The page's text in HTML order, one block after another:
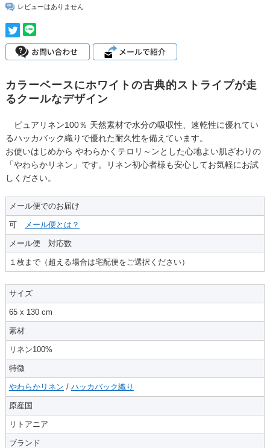
レビューはありません
カラーベースにホワイトの古典的ストライプが走
るクールなデザイン
ピュアリネン100％ 天然素材で水分の吸収性、速乾性に優れてい
るハッカバック織りで優れた耐久性を備えています。
お使いはじめから やわらかくテロリ～ンとした心地よい肌ざわりの
「やわらかリネン」です。リネン初心者様も安心してお気軽にお試
しください。
メール便でのお届け
可 メール便とは？
メール便 対応数
１枚まで（超える場合は宅配便をご選択ください）
サイズ
65 x 130 cm
素材
リネン100%
特徴
やわらかリネン / ハッカバック織り
原産国
リトアニア
ブランド